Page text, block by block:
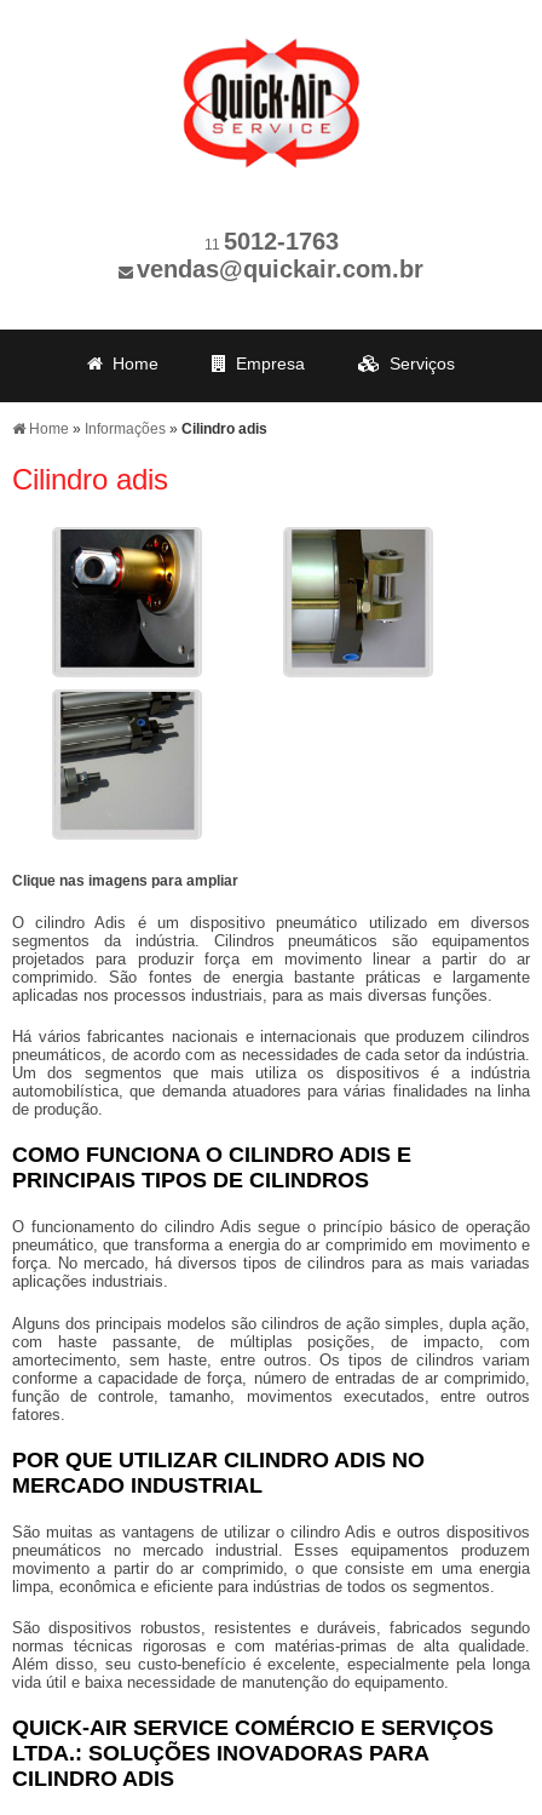
11 5012-1763
vendas@quickair.com.br
Home Empresa Serviços
Home » Informações » Cilindro adis
Cilindro adis
Clique nas imagens para ampliar
O cilindro Adis é um dispositivo pneumático utilizado em diversos
segmentos da indústria. Cilindros pneumáticos são equipamentos
projetados para produzir força em movimento linear a partir do ar
comprimido. São fontes de energia bastante práticas e largamente
aplicadas nos processos industriais, para as mais diversas funções.
Há vários fabricantes nacionais e internacionais que produzem cilindros
pneumáticos, de acordo com as necessidades de cada setor da indústria.
Um dos segmentos que mais utiliza os dispositivos é a indústria
automobilística, que demanda atuadores para várias finalidades na linha
de produção.
COMO FUNCIONA O CILINDRO ADIS E
PRINCIPAIS TIPOS DE CILINDROS
O funcionamento do cilindro Adis segue o princípio básico de operação
pneumático, que transforma a energia do ar comprimido em movimento e
força. No mercado, há diversos tipos de cilindros para as mais variadas
aplicações industriais.
Alguns dos principais modelos são cilindros de ação simples, dupla ação,
com haste passante, de múltiplas posições, de impacto, com
amortecimento, sem haste, entre outros. Os tipos de cilindros variam
conforme a capacidade de força, número de entradas de ar comprimido,
função de controle, tamanho, movimentos executados, entre outros
fatores.
POR QUE UTILIZAR CILINDRO ADIS NO
MERCADO INDUSTRIAL
São muitas as vantagens de utilizar o cilindro Adis e outros dispositivos
pneumáticos no mercado industrial. Esses equipamentos produzem
movimento a partir do ar comprimido, o que consiste em uma energia
limpa, econômica e eficiente para indústrias de todos os segmentos.
São dispositivos robustos, resistentes e duráveis, fabricados segundo
normas técnicas rigorosas e com matérias-primas de alta qualidade.
Além disso, seu custo-benefício é excelente, especialmente pela longa
vida útil e baixa necessidade de manutenção do equipamento.
QUICK-AIR SERVICE COMÉRCIO E SERVIÇOS
LTDA.: SOLUÇÕES INOVADORAS PARA
CILINDRO ADIS